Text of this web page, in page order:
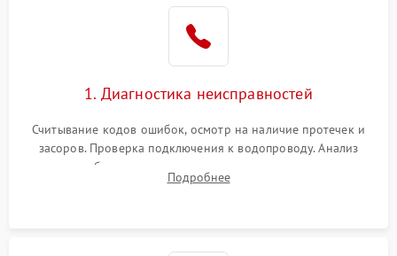
Проблемы с1. Диагностика неисправностей
Считывание кодов ошибок, осмотр на наличие протечек и
засоров. Проверка подключения к водопроводу. Анализ
жалоб на отсутствие слива, нагрева, вращения
разбрызгивателей или срабатывание системы защиты
Подробнее